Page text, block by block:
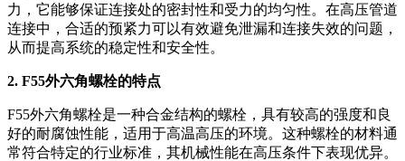
力，它能够保证连接处的密封性和受力的均匀性。在高压管道
连接中，合适的预紧力可以有效避免泄漏和连接失效的问题，
从而提高系统的稳定性和安全性。
2. F55外六角螺栓的特点
F55外六角螺栓是一种合金结构的螺栓，具有较高的强度和良
好的耐腐蚀性能，适用于高温高压的环境。这种螺栓的材料通
常符合特定的行业标准，其机械性能在高压条件下表现优异。